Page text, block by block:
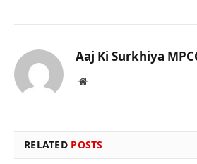
Aaj Ki Surkhiya
Website
RELATED POSTS